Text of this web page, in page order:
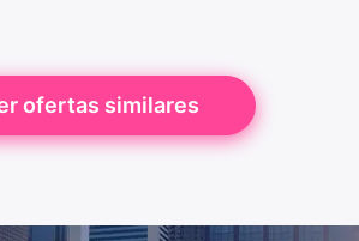
ofertas similares